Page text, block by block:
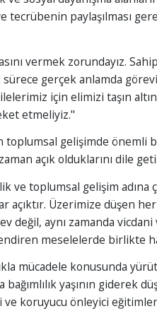
tecrübenin paylaşılması
vermek zorundayız.
sürece gerçek anlamda
için elimizi taşın
etmeliyiz."
toplumsal gelişimde
açık olduklarını dile
ve toplumsal gelişim
açıktır. Üzerimize düşen
değil, aynı zamanda
meselelerde birlikte
mücadele konusunda
bağımlılık yaşının giderek
koruyucu önleyici